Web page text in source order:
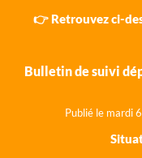
👉 Retrouvez ci-
Bulletin de suivi
Publié le mardi